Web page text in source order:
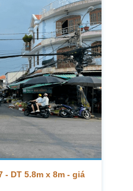
- DT 5.8m x 8m - giá